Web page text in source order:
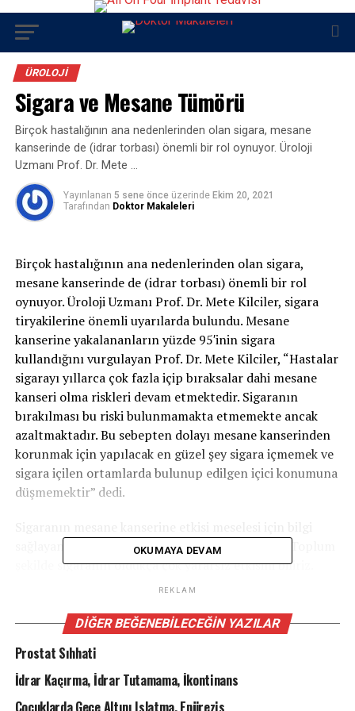
ÜROLOJI
Sigara ve Mesane Tümörü
Birçok hastalığının ana nedenlerinden olan sigara, mesane
kanserinde de (idrar torbası) önemli bir rol oynuyor. Üroloji
Uzmanı Prof. Dr. Mete …
Yayınlanan 5 sene önce üzerinde Ekim 20, 2021
Tarafından Doktor Makaleleri
Birçok hastalığının ana nedenlerinden olan sigara,
mesane kanserinde de (idrar torbası) önemli bir rol
oynuyor. Üroloji Uzmanı Prof. Dr. Mete Kilciler, sigara
tiryakilerine önemli uyarılarda bulundu. Mesane
kanserine yakalananların yüzde 95′inin sigara
kullandığını vurgulayan Prof. Dr. Mete Kilciler, “Hastalar
sigarayı yıllarca çok fazla içip bıraksalar dahi mesane
kanseri olma riskleri devam etmektedir. Sigaranın
bırakılması bu riski bulunmamakta etmemekte ancak
azaltmaktadır. Bu sebepten dolayı mesane kanserinden
korunmak için yapılacak en güzel şey sigara içmemek ve
sigara içilen ortamlarda bulunup edilgen içici konumuna
düşmemektir” dedi.
sağlayan Üroloji Uzmanı Prof. Dr. Mete Kilciler, “Toplum
şekilde sigaranın oldukça çok yararsız etkisini biliriz.
Ancak mesanede kanser gelişimine sebep olduğunu
Mesane kanserinin belirtileri konusu için bilgi sağlayan
Prof. Dr. Mete Kilciler, şunları söyledi:
“Mesane kanseri kendisini ağrısız kanlı idrar ile gösterir.
OKUMAYA DEVAM
REKLAM
DIĞER BEĞENEBILECEĞIN YAZILAR
Prostat Sıhhati
İdrar Kaçırma, İdrar Tutamama, İkontinans
Çocuklarda Gece Altını Islatma, Enürezis